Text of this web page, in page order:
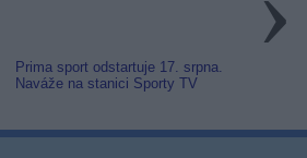
Prima sport odstartuje 17. srpna.
Naváže na stanici Sporty TV